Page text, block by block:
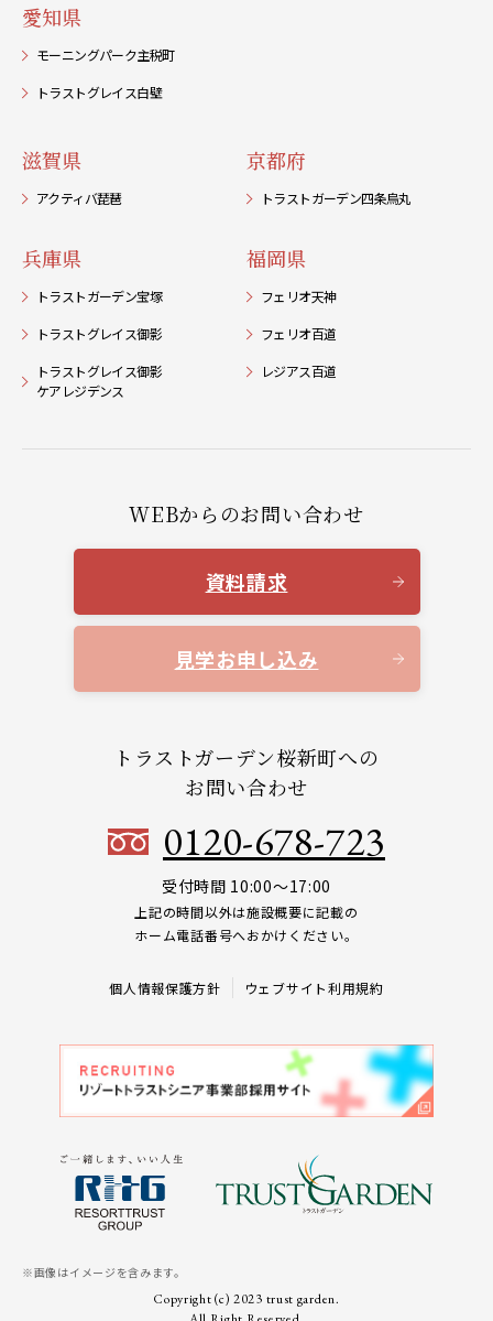
愛知県
モーニングパーク主税町
トラストグレイス白壁
滋賀県
アクティバ琵琶
京都府
トラストガーデン四条烏丸
兵庫県
トラストガーデン宝塚
トラストグレイス御影
トラストグレイス御影
ケアレジデンス
福岡県
フェリオ天神
フェリオ百道
レジアス百道
トラストガーデン桜新町への
お問い合わせ
0120-678-723
受付時間 10:00～17:00
上記の時間以外は施設概要に記載の
ホーム電話番号へおかけください。
WEBからのお問い合わせ
資料請求
見学お申し込み
個人情報保護方針 ウェブサイト利用規約
※画像はイメージを含みます。
Copyright (c) 2023 trust garden.